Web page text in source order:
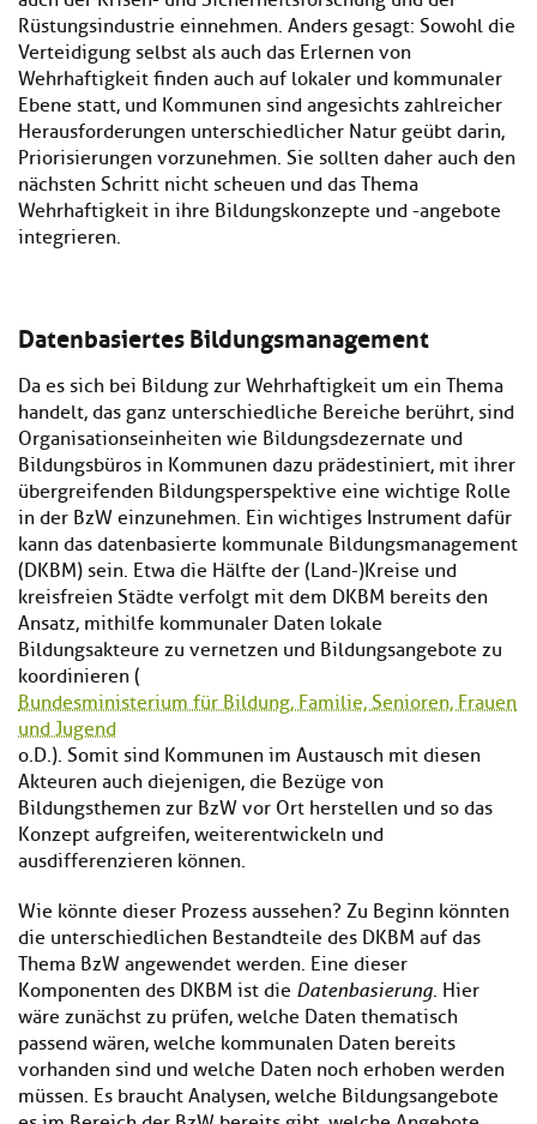
Rüstungsindustrie einnehmen. Anders gesagt: Sowohl die
Verteidigung selbst als auch das Erlernen von
Wehrhaftigkeit finden auch auf lokaler und kommunaler
Ebene statt, und Kommunen sind angesichts zahlreicher
Herausforderungen unterschiedlicher Natur geübt darin,
Priorisierungen vorzunehmen. Sie sollten daher auch den
nächsten Schritt nicht scheuen und das Thema
Wehrhaftigkeit in ihre Bildungskonzepte und -angebote
integrieren.
Datenbasiertes Bildungsmanagement
Da es sich bei Bildung zur Wehrhaftigkeit um ein Thema
handelt, das ganz unterschiedliche Bereiche berührt, sind
Organisationseinheiten wie Bildungsdezernate und
Bildungsbüros in Kommunen dazu prädestiniert, mit ihrer
übergreifenden Bildungsperspektive eine wichtige Rolle
in der BzW einzunehmen. Ein wichtiges Instrument dafür
kann das datenbasierte kommunale Bildungsmanagement
(DKBM) sein. Etwa die Hälfte der (Land-)Kreise und
kreisfreien Städte verfolgt mit dem DKBM bereits den
Ansatz, mithilfe kommunaler Daten lokale
Bildungsakteure zu vernetzen und Bildungsangebote zu
koordinieren (
Bundesministerium für Bildung, Familie, Senioren, Frauen
und Jugend
o.D.). Somit sind Kommunen im Austausch mit diesen
Akteuren auch diejenigen, die Bezüge von
Bildungsthemen zur BzW vor Ort herstellen und so das
Konzept aufgreifen, weiterentwickeln und
ausdifferenzieren können.
Wie könnte dieser Prozess aussehen? Zu Beginn könnten
die unterschiedlichen Bestandteile des DKBM auf das
Thema BzW angewendet werden. Eine dieser
Komponenten des DKBM ist die Datenbasierung. Hier
wäre zunächst zu prüfen, welche Daten thematisch
passend wären, welche kommunalen Daten bereits
vorhanden sind und welche Daten noch erhoben werden
müssen. Es braucht Analysen, welche Bildungsangebote